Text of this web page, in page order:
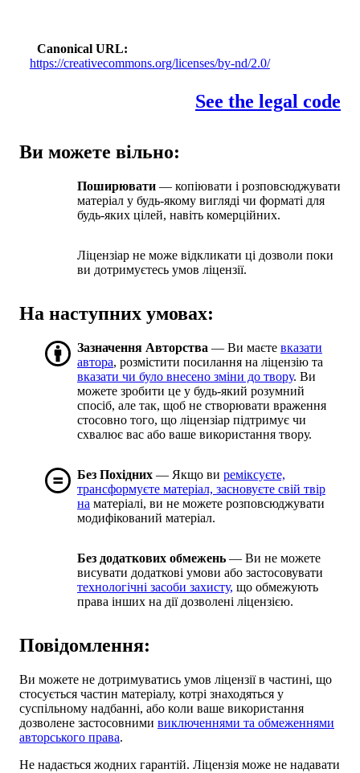
Canonical URL
https://creativecommons.org/licenses/by-nd/2.0/
See the legal code
Ви можете вільно:
Поширювати — копіювати і розповсюджувати
матеріал у будь-якому вигляді чи форматі для
будь-яких цілей, навіть комерційних.
Ліцензіар не може відкликати ці дозволи поки
ви дотримуєтесь умов ліцензії.
На наступних умовах:
Зазначення Авторства — Ви маєте вказати
автора, розмістити посилання на ліцензію та
вказати чи було внесено зміни до твору. Ви
можете зробити це у будь-який розумний
спосіб, але так, щоб не створювати враження
стосовно того, що ліцензіар підтримує чи
схвалює вас або ваше використання твору.
Без Похідних — Якщо ви реміксуєте,
трансформуєте матеріал, засновуєте свій твір
на матеріалі, ви не можете розповсюджувати
модифікований матеріал.
Без додаткових обмежень — Ви не можете
висувати додаткові умови або застосовувати
технологічні засоби захисту, що обмежують
права інших на дії дозволені ліцензією.
Повідомлення:
Ви можете не дотримуватись умов ліцензії в частині, що
стосується частин матеріалу, котрі знаходяться у
суспільному надбанні, або коли ваше використання
дозволене застосовними виключеннями та обмеженнями
авторського права.
Не надається жодних гарантій. Ліцензія може не надавати